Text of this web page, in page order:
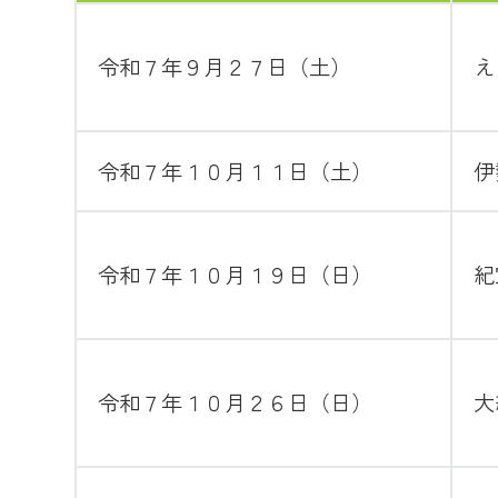
令和７年９月２７日（土）
令和７年１０月１１日（土）
令和７年１０月１９日（日）
令和７年１０月２６日（日）